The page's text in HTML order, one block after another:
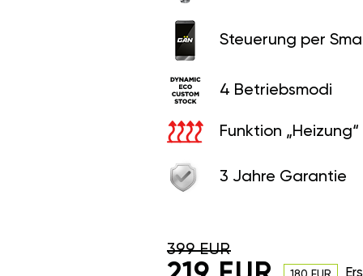
Steuerung per
4 Betriebsmodi
Funktion „Heizung“
3 Jahre Garantie
399 EUR